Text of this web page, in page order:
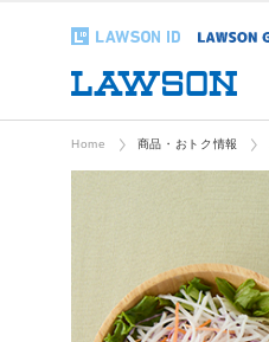
Home 商品・おトク情報